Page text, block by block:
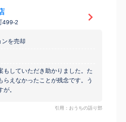
499-2
を売却
もしていただき助かりました。た
えなかったことが残念です。う
。
引用：おうちの語り部